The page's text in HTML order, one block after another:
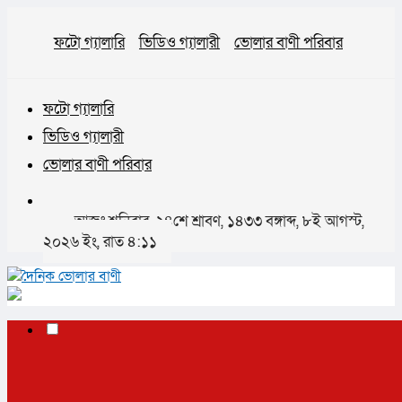
ফটো গ্যালারি ভিডিও গ্যালারী ভোলার বাণী পরিবার
ফটো গ্যালারি
ভিডিও গ্যালারী
ভোলার বাণী পরিবার
আজঃ শনিবার, ২৪শে শ্রাবণ, ১৪৩৩ বঙ্গাব্দ, ৮ই আগস্ট,
২০২৬ ইং, রাত ৪:১১
✕